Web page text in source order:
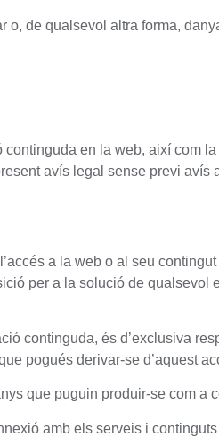
o, de qualsevol altra forma,
en la web, així com
avís legal sense previ
a la web o al seu
per a la solució de qualsevol
continguda, és d’exclusiva
pogués derivar-se d’aquest
que puguin produir-se com a
amb els serveis i